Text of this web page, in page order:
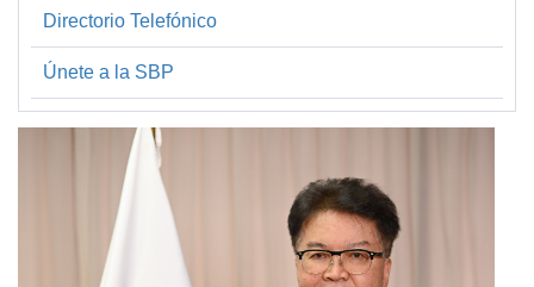
Directorio Telefónico
Únete a la SBP